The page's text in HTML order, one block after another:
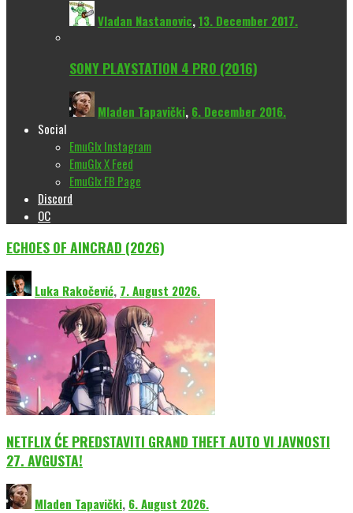
Vladan Nastanovic,13. December 2017.
SONY PLAYSTATION 4 PRO (2016)
Mladen Tapavički, 6. December 2016.
Social
EmuGlx Instagram
EmuGlx X Feed
EmuGlx FB Page
Discord
OC
ECHOES OF AINCRAD (2026)
Luka Rakočević, 7. August 2026.
NETFLIX ĆE PREDSTAVITI GRAND THEFT AUTO VI JAVNOSTI
27. AVGUSTA!
Mladen Tapavički, 6. August 2026.